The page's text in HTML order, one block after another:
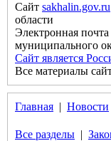
Сайт sakhalin.gov.ru
области
Электронная почта
муниципального
Сайт является
Все материалы
Главная | Новости
Все разделы |